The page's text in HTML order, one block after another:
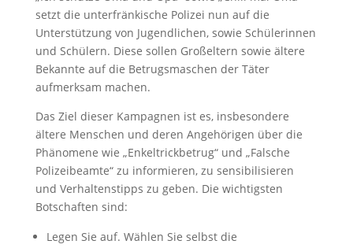
setzt die unterfränkische Polizei nun auf die
Unterstützung von Jugendlichen, sowie Schülerinnen
und Schülern. Diese sollen Großeltern sowie ältere
Bekannte auf die Betrugsmaschen der Täter
aufmerksam machen.
Das Ziel dieser Kampagnen ist es, insbesondere
ältere Menschen und deren Angehörigen über die
Phänomene wie „Enkeltrickbetrug“ und „Falsche
Polizeibeamte“ zu informieren, zu sensibilisieren
und Verhaltenstipps zu geben. Die wichtigsten
Botschaften sind:
Legen Sie auf. Wählen Sie selbst die